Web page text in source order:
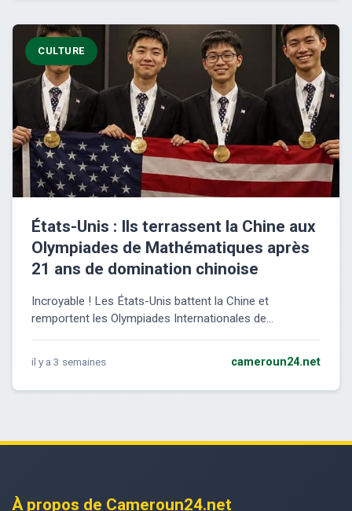
CULTURE
États-Unis : Ils terrassent la Chine aux
Olympiades de Mathématiques après
21 ans de domination chinoise
Incroyable ! Les États-Unis battent la Chine et
remportent les Olympiades Internationales de...
il y a 3 semaines cameroun24.net
À propos de Cameroun24.net